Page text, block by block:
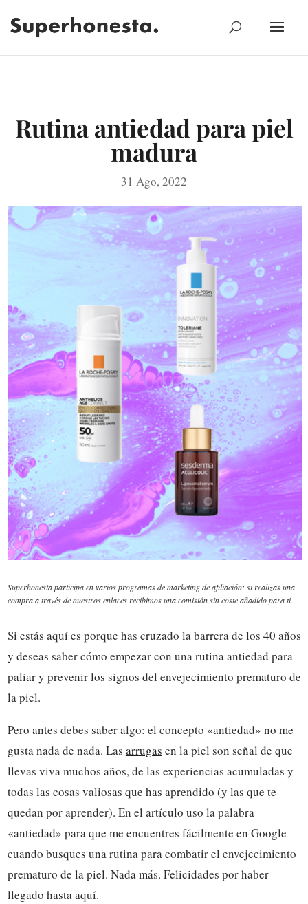
Rutina antiedad para piel
madura
31 Ago, 2022
Superhonesta participa en varios programas de marketing de afiliación: si realizas una
compra a través de nuestros enlaces recibimos una comisión sin coste añadido para ti.
Si estás aquí es porque has cruzado la barrera de los 40 años
y deseas saber cómo empezar con una rutina antiedad para
paliar y prevenir los signos del envejecimiento prematuro de
la piel.
Pero antes debes saber algo: el concepto «antiedad» no me
gusta nada de nada. Las arrugas en la piel son señal de que
llevas viva muchos años, de las experiencias acumuladas y
todas las cosas valiosas que has aprendido (y las que te
quedan por aprender). En el artículo uso la palabra
«antiedad» para que me encuentres fácilmente en Google
cuando busques una rutina para combatir el envejecimiento
prematuro de la piel. Nada más. Felicidades por haber
llegado hasta aquí.